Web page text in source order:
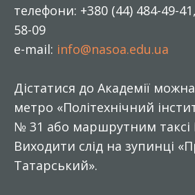
телефони: +380 (44) 484-49-
58-09
e-mail: info@nasoa.edu.ua
Дістатися до Академії можна
метро «Політехнічний
№ 31 або маршрутним таксі
Виходити слід на зупинці
Татарський».